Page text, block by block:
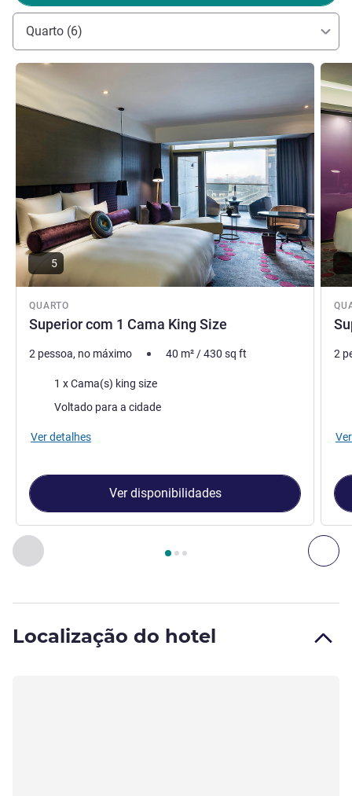
Quarto (6)
Anterior - Quarto
Página , Quarto 1 : Superior com 1 Cama King Size ,
QUARTO
Superior com 1 Cama King Size
Ver detalhes
5
2 pessoa, no máximo 40 m²/430 sq ft
Roupa de cama
1 x Cama(s) king size
Vistas:Voltado para a cidade
Ver detalhes
Ver disponibilidades
Ver
2
Localização do hotel